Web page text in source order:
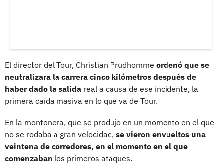
El director del Tour, Christian Prudhomme ordenó que se
neutralizara la carrera cinco kilómetros después de
haber dado la salida real a causa de ese incidente, la
primera caída masiva en lo que va de Tour.
En la montonera, que se produjo en un momento en el que
no se rodaba a gran velocidad, se vieron envueltos una
veintena de corredores, en el momento en el que
comenzaban los primeros ataques.